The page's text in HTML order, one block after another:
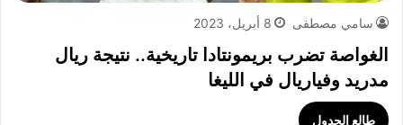
سامي مصطفى 8 أبريل، 2023
الغواصة تضرب بريمونتادا تاريخية.. نتيجة ريال
مدريد وفياريال في الليغا
طالع الجدول